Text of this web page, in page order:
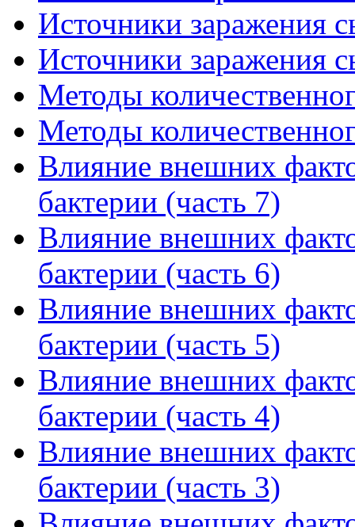
Источники заражения
Источники заражения
Методы
Методы
Влияние внешних
бактерии (часть 7)
Влияние внешних
бактерии (часть 6)
Влияние внешних
бактерии (часть 5)
Влияние внешних
бактерии (часть 4)
Влияние внешних
бактерии (часть 3)